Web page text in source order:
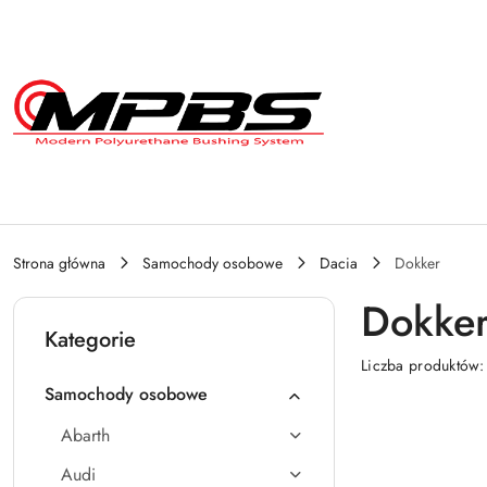
Przejdź do treści głównej
Przejdź do wyszukiwarki
Przejdź do moje konto
Przejdź do menu głównego
Przejdź do stopki
Strona główna Samochody osobowe Dacia Dokker
Kategorie
Samochody osobowe
Abarth
Audi
Liczba